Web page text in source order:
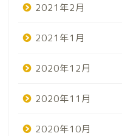
2021年2月
2021年1月
2020年12月
2020年11月
2020年10月